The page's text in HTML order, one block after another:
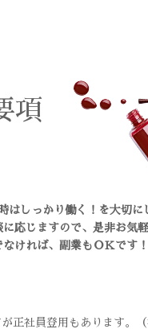
項
しっかり働く！を大切に
応じますので、是非お気
ければ、副業もＯＫです！
正社員登用もあります。（